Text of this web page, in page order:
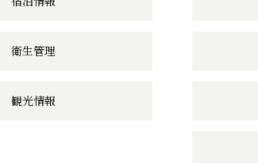
衛生管理
観光情報